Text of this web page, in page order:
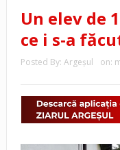
Un elev de
ce i s-a
Posted By: Argeşul on: